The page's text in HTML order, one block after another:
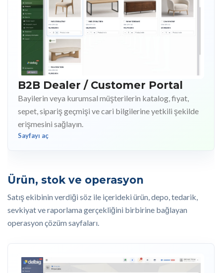
B2B Dealer / Customer Portal
Bayilerin veya kurumsal müşterilerin katalog, fiyat,
sepet, sipariş geçmişi ve cari bilgilerine yetkili şekilde
erişmesini sağlayın.
Sayfayı aç
Ürün, stok ve operasyon
Satış ekibinin verdiği söz ile içerideki ürün, depo, tedarik,
sevkiyat ve raporlama gerçekliğini birbirine bağlayan
operasyon çözüm sayfaları.